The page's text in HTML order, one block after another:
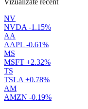
Vizualizate recent
NV
NVDA -1.15%
AA
AAPL -0.61%
MS
MSFT +2.32%
TS
TSLA +0.78%
AM
AMZN -0.19%